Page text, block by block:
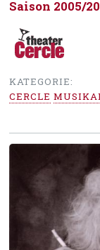
Saison 2005/
KATEGORIE:
CERCLE